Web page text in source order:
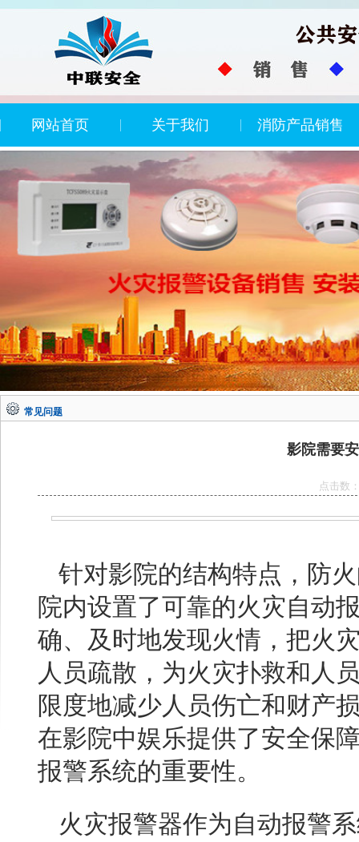
网站首页 关于我们 消防产品销售
常见问题
影院需要
点击数
针对影院的结构特点，防
院内设置了可靠的火灾自动
确、及时地发现火情，把火
人员疏散，为火灾扑救和人
限度地减少人员伤亡和财产
在影院中娱乐提供了安全保
报警系统的重要性。
火灾报警器作为自动报警